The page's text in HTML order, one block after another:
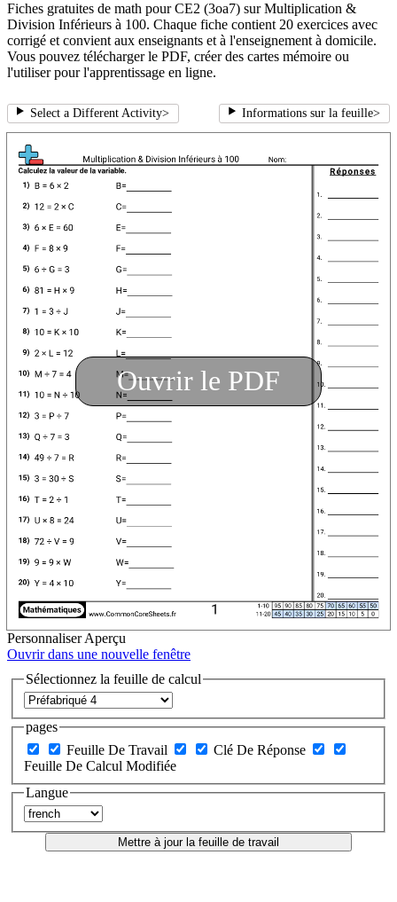
Fiches gratuites de math pour CE2 (3oa7) sur Multiplication &
Division Inférieurs à 100. Chaque fiche contient 20 exercices avec
corrigé et convient aux enseignants et à l'enseignement à domicile.
Vous pouvez télécharger le PDF, créer des cartes mémoire ou
l'utiliser pour l'apprentissage en ligne.
Select a Different Activity> Informations sur la feuille>
Ouvrir le PDF
Personnaliser Aperçu
Ouvrir dans une nouvelle fenêtre
Sélectionnez la feuille de calcul
pages
Feuille De Travail
Clé De Réponse
Feuille De Calcul Modifiée
Langue
Mettre à jour la feuille de travail